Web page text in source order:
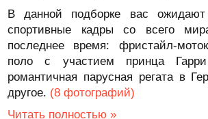
В данной подборке вас ожидают
спортивные кадры со всего
последнее время: фристайл-
поло с участием принца
романтичная парусная регата в
другое. (8 фотографий)
Читать полностью »